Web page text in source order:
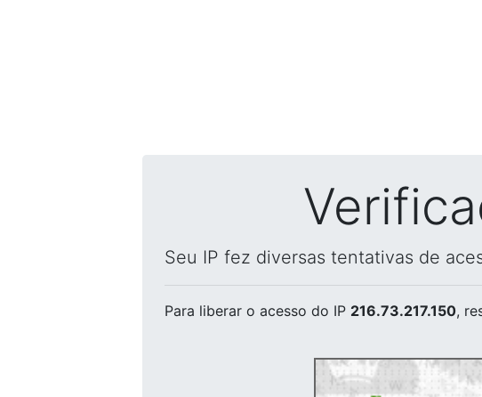
Seu IP fez diversas tentativas de
Para liberar o acesso do IP 216.73.217.150,